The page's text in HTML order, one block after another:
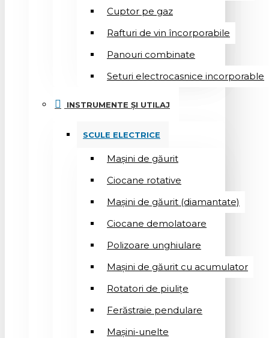
Cuptor pe gaz
Rafturi de vin încorporabile
Panouri combinate
Seturi electrocasnice incorporable
INSTRUMENTE ȘI UTILAJ
SCULE ELECTRICE
Mașini de găurit
Ciocane rotative
Mașini de găurit (diamantate)
Ciocane demolatoare
Polizoare unghiulare
Mașini de găurit cu acumulator
Rotatori de piuliţe
Ferăstraie pendulare
Mașini-unelte